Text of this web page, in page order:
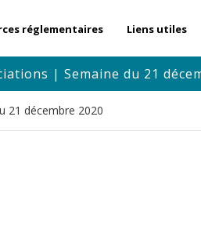
réglementaires Liens utiles
| Semaine du 21
21 décembre 2020